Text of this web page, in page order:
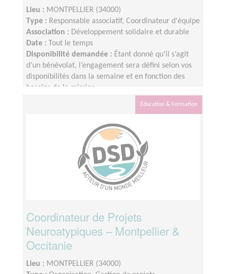
Lieu : MONTPELLIER (34000)
Type : Responsable associatif, Coordinateur d'équipe
Association : Développement solidaire et durable
Date :
Tout le temps
Disponibilité demandée : Étant donné qu’il s’agit
d’un bénévolat, l’engagement sera défini selon vos
disponibilités dans la semaine et en fonction des
besoins de la mission.
Éducation & Formation
Coordinateur de Projets
Neuroatypiques – Montpellier &
Occitanie
Lieu : MONTPELLIER (34000)